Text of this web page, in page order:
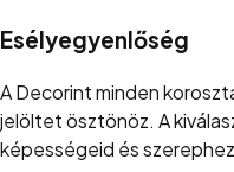
Esélyegyenlőség
A Decorint minden
jelöltet ösztönöz. A
képességeid és